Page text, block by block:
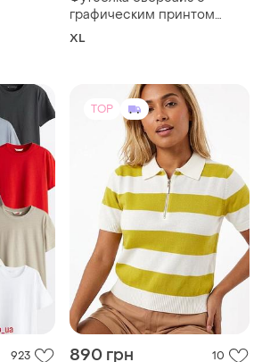
TOP
890 грн 10
Park Karon
Футболка-поло park karon
женская полосатая с
воротником на змейке
вязаная трикотажная 42-46